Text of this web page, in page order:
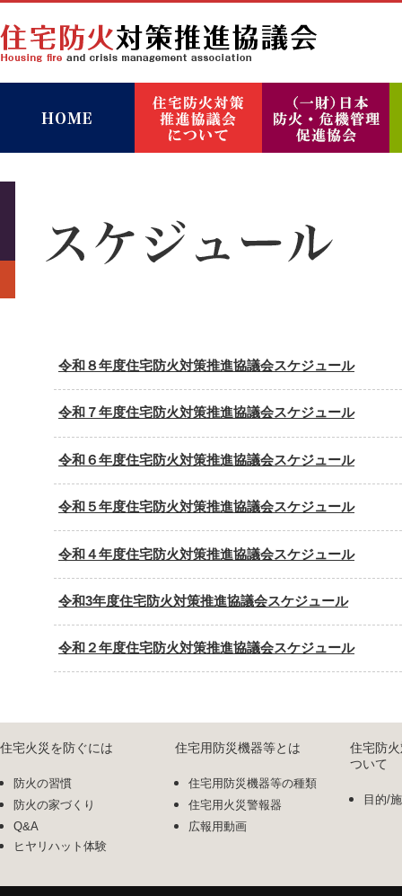
令和８年度住宅防火対策推進協議会スケジュール
令和７年度住宅防火対策推進協議会スケジュール
令和６年度住宅防火対策推進協議会スケジュール
令和５年度住宅防火対策推進協議会スケジュール
令和４年度住宅防火対策推進協議会スケジュール
令和3年度住宅防火対策推進協議会スケジュール
令和２年度住宅防火対策推進協議会スケジュール
住宅火災を防ぐには
防火の習慣
防火の家づくり
Q&A
ヒヤリハット体験
住宅用防災機器等とは
住宅用防災機器等の種類
住宅用火災警報器
広報用動画
住宅防
ついて
目的/